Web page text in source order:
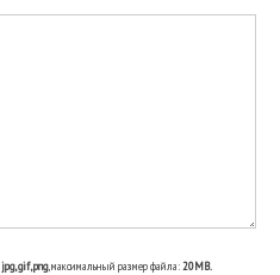
jpg, gif, png, максимальный размер файла:20MB.